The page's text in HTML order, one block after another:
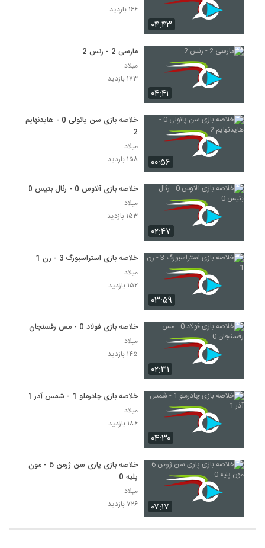
۰۴:۴۳
۱۶۶ بازدید
۰۴:۴۱
مارسی 2 - رنس 2
میلاد
۱۷۳ بازدید
۰۰:۵۶
خلاصه بازی سن پائولی 0 - هایدنهایم
2
میلاد
۱۵۸ بازدید
۰۲:۴۷
خلاصه بازی آلاوس 0 - رئال بتیس 0
میلاد
۱۵۳ بازدید
۰۳:۵۹
خلاصه بازی استراسبورگ 3 - رن 1
میلاد
۱۵۲ بازدید
۰۲:۳۱
خلاصه بازی فولاد 0 - مس رفسنجان 0
میلاد
۱۴۵ بازدید
۰۴:۳۰
خلاصه بازی چادرملو 1 - شمس آذر 1
میلاد
۱۸۶ بازدید
۰۷:۱۷
خلاصه بازی پاری سن ژرمن 6 - مون
پلیه 0
میلاد
۷۲۶ بازدید